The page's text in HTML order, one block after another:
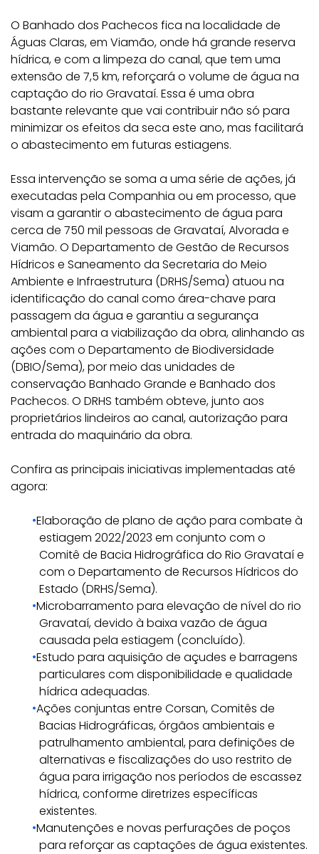
O Banhado dos Pachecos fica na localidade de
Águas Claras, em Viamão, onde há grande reserva
hídrica, e com a limpeza do canal, que tem uma
extensão de 7,5 km, reforçará o volume de água na
captação do rio Gravataí. Essa é uma obra
bastante relevante que vai contribuir não só para
minimizar os efeitos da seca este ano, mas facilitará
o abastecimento em futuras estiagens.
Essa intervenção se soma a uma série de ações, já
executadas pela Companhia ou em processo, que
visam a garantir o abastecimento de água para
cerca de 750 mil pessoas de Gravataí, Alvorada e
Viamão. O Departamento de Gestão de Recursos
Hídricos e Saneamento da Secretaria do Meio
Ambiente e Infraestrutura (DRHS/Sema) atuou na
identificação do canal como área-chave para
passagem da água e garantiu a segurança
ambiental para a viabilização da obra, alinhando as
ações com o Departamento de Biodiversidade
(DBIO/Sema), por meio das unidades de
conservação Banhado Grande e Banhado dos
Pachecos. O DRHS também obteve, junto aos
proprietários lindeiros ao canal, autorização para
entrada do maquinário da obra.
Confira as principais iniciativas implementadas até
agora:
Elaboração de plano de ação para combate à
estiagem 2022/2023 em conjunto com o
Comitê de Bacia Hidrográfica do Rio Gravataí e
com o Departamento de Recursos Hídricos do
Estado (DRHS/Sema).
Microbarramento para elevação de nível do rio
Gravataí, devido à baixa vazão de água
causada pela estiagem (concluído).
Estudo para aquisição de açudes e barragens
particulares com disponibilidade e qualidade
hídrica adequadas.
Ações conjuntas entre Corsan, Comitês de
Bacias Hidrográficas, órgãos ambientais e
patrulhamento ambiental, para definições de
alternativas e fiscalizações do uso restrito de
água para irrigação nos períodos de escassez
hídrica, conforme diretrizes específicas
existentes.
Manutenções e novas perfurações de poços
para reforçar as captações de água existentes.